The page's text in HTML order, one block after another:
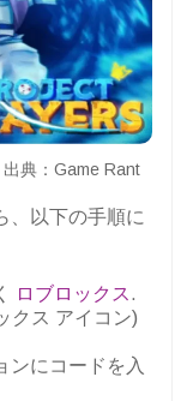
典：Game Rant
、以下の手順に
ロブロックス.
クス アイコン)
ンにコードを入